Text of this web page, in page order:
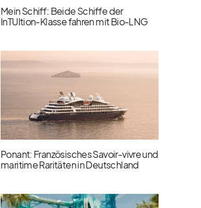
Mein Schiff: Beide Schiffe der
InTUItion-Klasse fahren mit Bio-LNG
Ponant: Französisches Savoir-vivre und
maritime Raritäten in Deutschland